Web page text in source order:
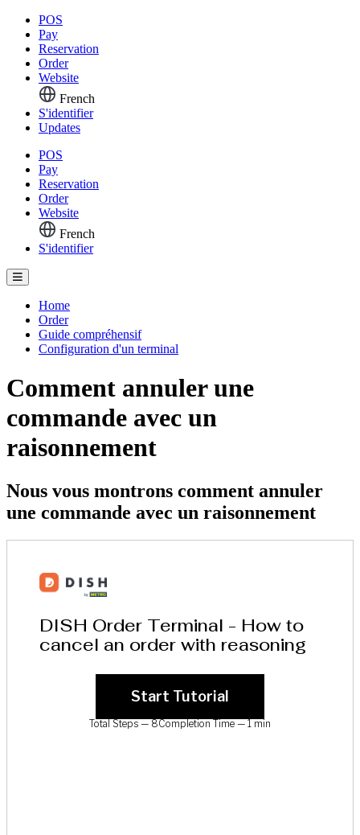
POS
Pay
Reservation
Order
Website
French
S'identifier
Updates
POS
Pay
Reservation
Order
Website
French
S'identifier
Home
Order
Guide compréhensif
Configuration d'un terminal
Comment annuler une
commande avec un
raisonnement
Nous vous montrons comment annuler
une commande avec un raisonnement